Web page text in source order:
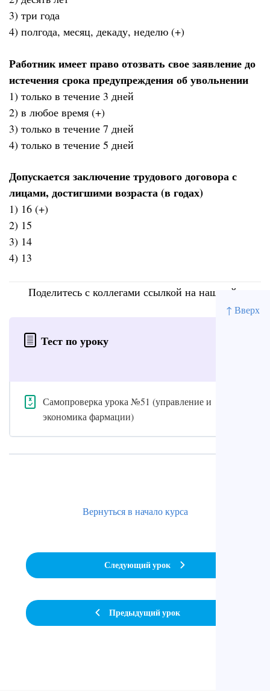
↑ Вверх
3) три года
4) полгода, месяц, декаду, неделю (+)
Работник имеет право отозвать свое заявление до
истечения срока предупреждения об увольнении
1) только в течение 3 дней
2) в любое время (+)
3) только в течение 7 дней
4) только в течение 5 дней
Допускается заключение трудового договора с
лицами, достигшими возраста (в годах)
1) 16 (+)
2) 15
3) 14
4) 13
Поделитесь с коллегами ссылкой на наш сайт
Тест по уроку
Самопроверка урока №51 (управление и
экономика фармации)
Предыдущий урок
Вернуться в начало курса
Следующий урок